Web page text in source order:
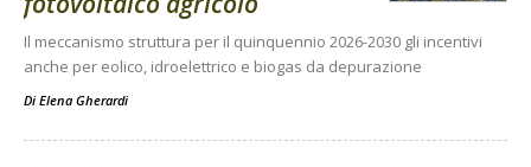
Il meccanismo struttura per il quinquennio 2026-2030 gli incentivi
anche per eolico, idroelettrico e biogas da depurazione
Di Elena Gherardi